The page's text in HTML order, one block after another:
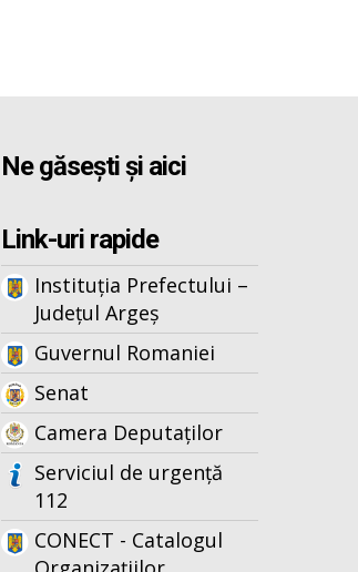
Ne găsești și aici
Link-uri rapide
Instituția Prefectului –
Județul Argeș
Guvernul Romaniei
Senat
Camera Deputaților
Serviciul de urgență
112
CONECT - Catalogul